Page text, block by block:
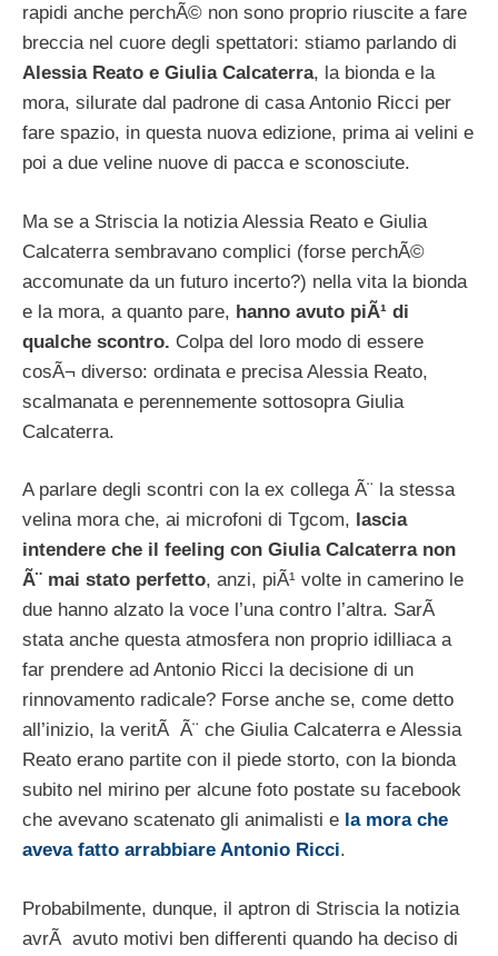
rapidi anche perchÃ© non sono proprio riuscite a fare
breccia nel cuore degli spettatori: stiamo parlando di
Alessia Reato e Giulia Calcaterra, la bionda e la
mora, silurate dal padrone di casa Antonio Ricci per
fare spazio, in questa nuova edizione, prima ai velini e
poi a due veline nuove di pacca e sconosciute.
Ma se a Striscia la notizia Alessia Reato e Giulia
Calcaterra sembravano complici (forse perchÃ©
accomunate da un futuro incerto?) nella vita la bionda
e la mora, a quanto pare, hanno avuto piÃ¹ di
qualche scontro. Colpa del loro modo di essere
cosÃ¬ diverso: ordinata e precisa Alessia Reato,
scalmanata e perennemente sottosopra Giulia
Calcaterra.
A parlare degli scontri con la ex collega Ã¨ la stessa
velina mora che, ai microfoni di Tgcom, lascia
intendere che il feeling con Giulia Calcaterra non
Ã¨ mai stato perfetto, anzi, piÃ¹ volte in camerino le
due hanno alzato la voce l’una contro l’altra. SarÃ
stata anche questa atmosfera non proprio idilliaca a
far prendere ad Antonio Ricci la decisione di un
rinnovamento radicale? Forse anche se, come detto
all’inizio, la veritÃ Ã¨ che Giulia Calcaterra e Alessia
Reato erano partite con il piede storto, con la bionda
subito nel mirino per alcune foto postate su facebook
che avevano scatenato gli animalisti e la mora che
aveva fatto arrabbiare Antonio Ricci.
Probabilmente, dunque, il aptron di Striscia la notizia
avrÃ avuto motivi ben differenti quando ha deciso di